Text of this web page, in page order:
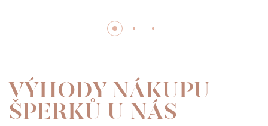
VÝHODY NÁKUPU
ŠPERKŮ U NÁS